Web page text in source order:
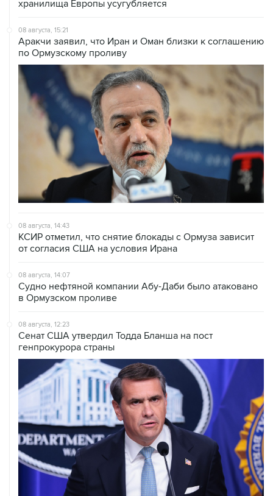
хранилища Европы усугубляется
08 августа, 15:21
Аракчи заявил, что Иран и Оман близки к соглашению
по Ормузскому проливу
08 августа, 14:43
КСИР отметил, что снятие блокады с Ормуза зависит
от согласия США на условия Ирана
08 августа, 14:07
Судно нефтяной компании Абу-Даби было атаковано
в Ормузском проливе
08 августа, 12:23
Сенат США утвердил Тодда Бланша на пост
генпрокурора страны